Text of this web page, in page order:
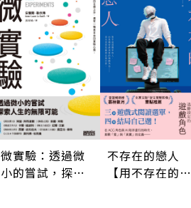
微實驗：透過微
小的嘗試，探索
不存在的戀人
【用不存在的